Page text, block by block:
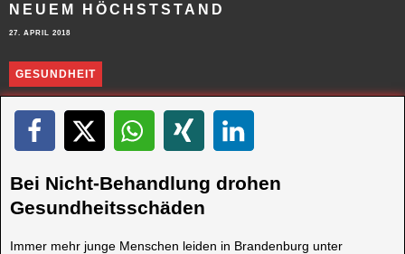
NEUEM HÖCHSTSTAND
27. APRIL 2018
GESUNDHEIT
Bei Nicht-Behandlung drohen
Gesundheitsschäden
Immer mehr junge Menschen leiden in Brandenburg unter